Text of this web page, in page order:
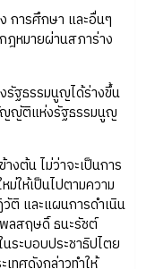
การศึกษา และอื่นๆ
หมายผ่านสภาร่าง
รัฐธรรมนูญได้ร่างขึ้น
ญญัติแห่งรัฐธรรมนูญ
ต้น ไม่ว่าจะเป็นการ
ให้เป็นไปตามความ
ติ และแผนการดำเนิน
ลสฤษดิ์ ธนะรัชต์
ระบอบประชาธิปไตย
ทศดังกล่าวทำให้